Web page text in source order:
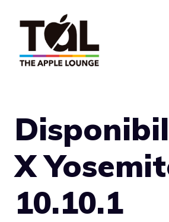
contenuto
X
10.10.1